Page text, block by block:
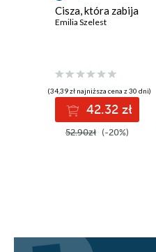
Cisza, która zabija
Emilia Szelest
(34,39 zł najniższa cena z 30 dni)
42.32 zł
52.90zł (-20%)